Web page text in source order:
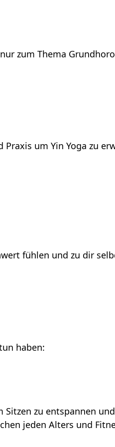
zum Thema
um Yin Yoga zu
fühlen und zu dir
haben:
zu entspannen
jeden Alters und